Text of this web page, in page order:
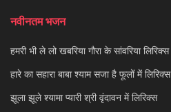
नवीनतम भजन
हमरी भी ले लो खबरिया गौरा के सांवरिया लिरिक्स
हारे का सहारा बाबा श्याम सजा है फूलों में लिरिक्स
झूला झूले श्यामा प्यारी श्री वृंदावन में लिरिक्स